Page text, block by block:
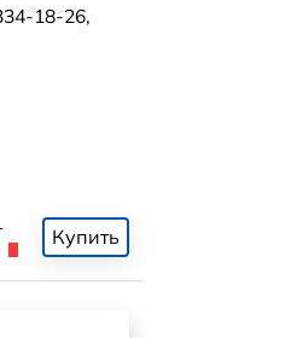
18-26,
Купить